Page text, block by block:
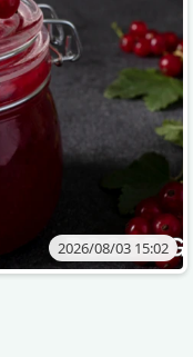
2026/08/03 15:02